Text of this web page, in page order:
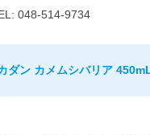
048-514-9734
ダン カメムシバリア